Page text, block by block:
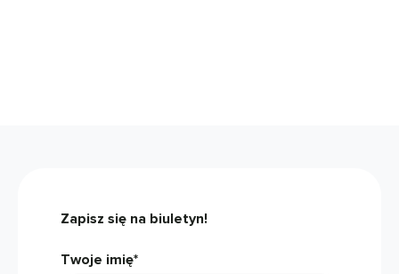
Zapisz się na biuletyn!
Twoje imię*